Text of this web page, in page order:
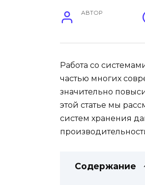
АВТОР
Работа со
частью многих
значительно
этой статье мы
систем хранения
Содержание